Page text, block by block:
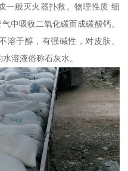
一般灭火器扑救。物理性质 细
中吸收二氧化碳而成碳酸钙。
溶于醇，有强碱性，对皮肤、
溶液俗称石灰水。